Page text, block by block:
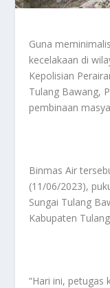
Guna
kecelakaan di
Kepolisian
Tulang Bawang,
pembinaan
Binmas Air
(11/06/2023),
Sungai Tulang
Kabupaten
“Hari ini, petugas